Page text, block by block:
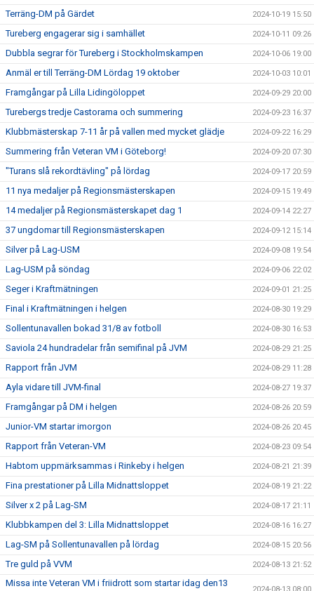
Terräng-DM på Gärdet 2024-10-19 15:50
Tureberg engagerar sig i samhället 2024-10-11 09:26
Dubbla segrar för Tureberg i Stockholmskampen 2024-10-06 19:00
Anmäl er till Terräng-DM Lördag 19 oktober 2024-10-03 10:01
Framgångar på Lilla Lidingöloppet 2024-09-29 20:00
Turebergs tredje Castorama och summering 2024-09-23 16:37
Klubbmästerskap 7-11 år på vallen med mycket glädje 2024-09-22 16:29
Summering från Veteran VM i Göteborg! 2024-09-20 07:30
"Turans slå rekordtävling" på lördag 2024-09-17 20:59
11 nya medaljer på Regionsmästerskapen 2024-09-15 19:49
14 medaljer på Regionsmästerskapet dag 1 2024-09-14 22:27
37 ungdomar till Regionsmästerskapen 2024-09-12 15:14
Silver på Lag-USM 2024-09-08 19:54
Lag-USM på söndag 2024-09-06 22:02
Seger i Kraftmätningen 2024-09-01 21:25
Final i Kraftmätningen i helgen 2024-08-30 19:29
Sollentunavallen bokad 31/8 av fotboll 2024-08-30 16:53
Saviola 24 hundradelar från semifinal på JVM 2024-08-29 21:25
Rapport från JVM 2024-08-29 11:28
Ayla vidare till JVM-final 2024-08-27 19:37
Framgångar på DM i helgen 2024-08-26 20:59
Junior-VM startar imorgon 2024-08-26 20:45
Rapport från Veteran-VM 2024-08-23 09:54
Habtom uppmärksammas i Rinkeby i helgen 2024-08-21 21:39
Fina prestationer på Lilla Midnattsloppet 2024-08-19 21:22
Silver x 2 på Lag-SM 2024-08-17 21:11
Klubbkampen del 3: Lilla Midnattsloppet 2024-08-16 16:27
Lag-SM på Sollentunavallen på lördag 2024-08-15 20:56
Tre guld på VVM 2024-08-13 21:52
Missa inte Veteran VM i friidrott som startar idag den13